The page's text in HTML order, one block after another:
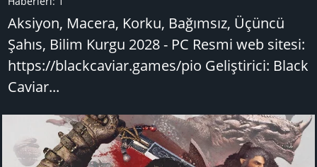
Aksiyon, Macera, Korku, Bağımsız, Üçüncü
Şahıs, Bilim Kurgu 2028 - PC Resmi web sitesi:
https://blackcaviar.games/pio Geliştirici: Black
Caviar...